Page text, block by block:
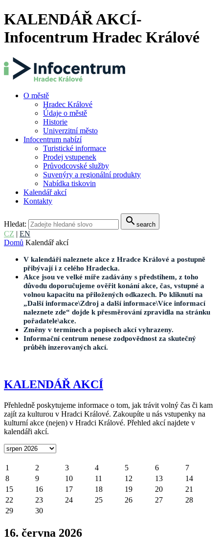
KALENDÁŘ AKCÍ-
Infocentrum Hradec Králové
O městě
Hradec Králové
Údaje o městě
Historie
Univerzitní město
Infocentrum nabízí
Turistické informace
Prodej vstupenek
Průvodcovské služby
Suvenýry a regionální produkty
Nabídka tiskovin
Kalendář akcí
Kontakty
Hledat: search search
CZ | EN
Domů Kalendář akcí
V kalendáři naleznete akce z Hradce Králové a postupně
přibývají i z celého Hradecka.
Akce jsou ve velké míře zadávány s předstihem, z toho
důvodu doporučujeme ověřit konání akce, čas, vstupné a
volnou kapacitu na přiložených odkazech. Po kliknutí na
„Další informace\Zdroj a další informace\Více informací
naleznete zde“ dojde k přesměrování zpravidla na stránku
pořadatele\akce.
Změny v termínech a popisech akcí vyhrazeny.
Informační centrum nenese zodpovědnost za skutečný
průběh inzerovaných akcí.
KALENDÁŘ AKCÍ
Přehledně poskytujeme informace o tom, jak trávit volný čas či kam
zajít za kulturou v Hradci Králové. Zakoupíte u nás vstupenky na
kulturní akce (nejen) v Hradci Králové. Přehled akcí najdete v
kalendáři akcí.
1 2 3 4 5 6
7
8
9 10 11 12 13
14
15
16 17 18 19 20
21
22
23 24 25 26 27
28
29
30
16. června 2026